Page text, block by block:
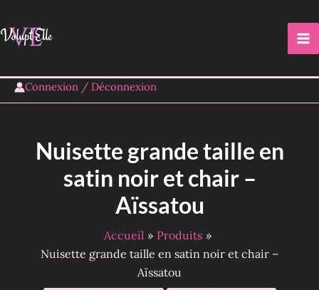
au
contenu
Connexion / Déconnexion
Nuisette grande taille en
satin noir et chair –
Aïssatou
Accueil
Produits
Nuisette grande taille en satin noir et chair –
Aïssatou